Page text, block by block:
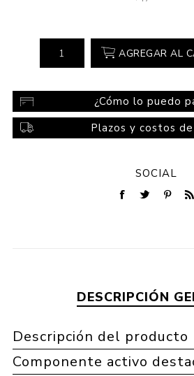
AGREGAR AL
¿Cómo lo puedo
Plazos y costos
SOCIAL
DESCRIPCIÓN
Descripción del producto
Componente activo